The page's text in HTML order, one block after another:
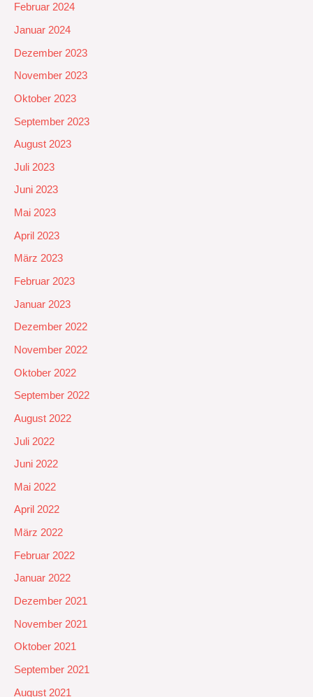
Februar 2024
Januar 2024
Dezember 2023
November 2023
Oktober 2023
September 2023
August 2023
Juli 2023
Juni 2023
Mai 2023
April 2023
März 2023
Februar 2023
Januar 2023
Dezember 2022
November 2022
Oktober 2022
September 2022
August 2022
Juli 2022
Juni 2022
Mai 2022
April 2022
März 2022
Februar 2022
Januar 2022
Dezember 2021
November 2021
Oktober 2021
September 2021
August 2021